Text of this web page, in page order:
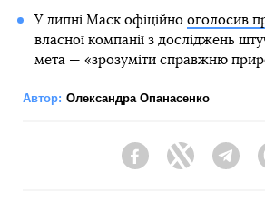
У липні Маск офіційно оголосив
власної компанії з досліджень
мета — «зрозуміти справжню
Автор: Олександра Опанасенко
FacebookTwitter